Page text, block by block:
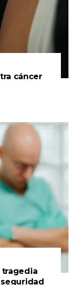
cáncer
tragedia